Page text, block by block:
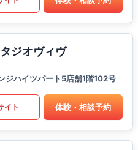
ジオヴィヴ
ジハイツパート5店舗1階102号
イト 体験・相談予約